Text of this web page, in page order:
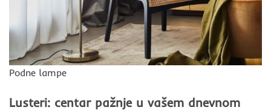
Podne lampe
Lusteri: centar pažnje u vašem dnevnom